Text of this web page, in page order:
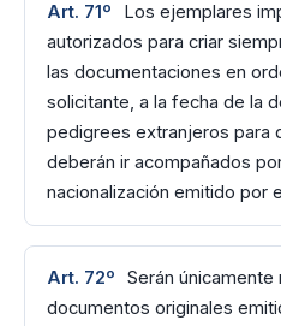
Art. 71º
Los ejemplares
autorizados para criar
las documentaciones en
solicitante, a la fecha de la
pedigrees extranjeros para
deberán ir acompañados
nacionalización emitido por
Art. 72º
Serán
documentos originales